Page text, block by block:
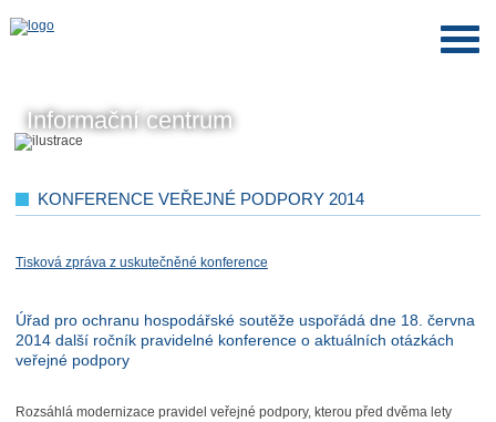
Informační centrum
KONFERENCE VEŘEJNÉ PODPORY 2014
Tisková zpráva z uskutečněné konference
Úřad pro ochranu hospodářské soutěže uspořádá dne 18. června
2014 další ročník pravidelné konference o aktuálních otázkách
veřejné podpory
Rozsáhlá modernizace pravidel veřejné podpory, kterou před dvěma lety